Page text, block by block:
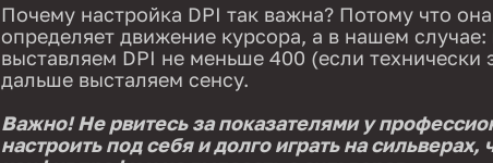
Почему настройка DPI так важна? Потому что
определяет движение курсора, а в нашем
выставляем DPI не меньше 400 (если технически
дальше высталяем сенсу.
Важно! Не рвитесь за показателями у
настроить под себя и долго играть на сильверах,